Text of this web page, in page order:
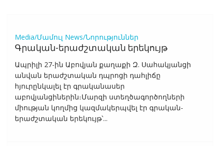
Media/Մամուլ News/Նորություններ
Գրական-երաժշտական երեկույթ
Ապրիլի 27-ին Աբովյան քաղաքի Զ. Սահակյանցի
անվան երաժշտական դպրոցի դահլիճը
հյուրընկալել էր գրականասեր
աբովյանցիներին։Մարզի ստեղծագործողների
միության կողմից կազմակերպվել էր գրական-
երաժշտական երեկույթ՝...